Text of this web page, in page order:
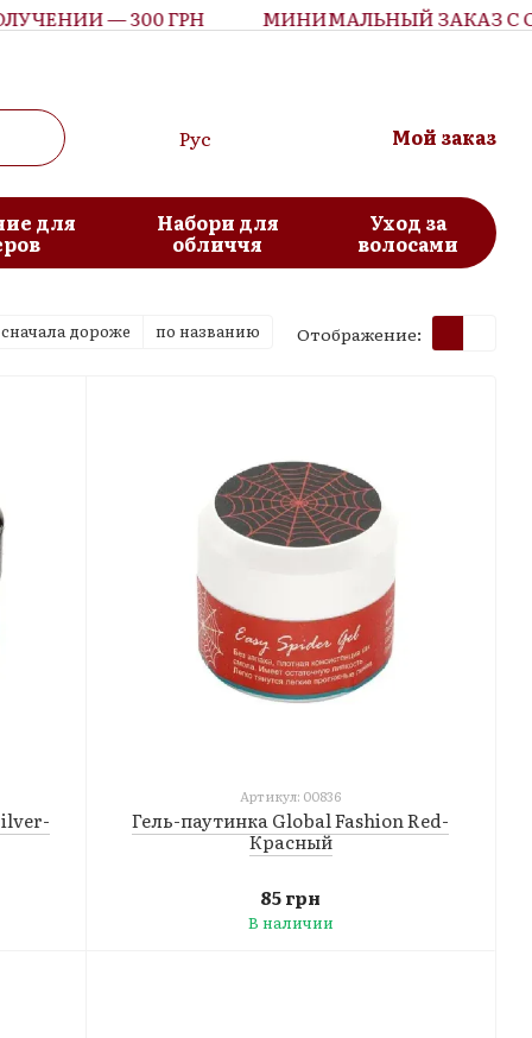
— 300 ГРН МИНИМАЛЬНЫЙ ЗАКАЗ С
Рус Мой заказ
для Набори для
обличчя
Уход за
волосами
сначала дороже по названию Отображение:
Артикул: 00836
Гель-паутинка Global Fashion Red-
Красный
85 грн
В наличии